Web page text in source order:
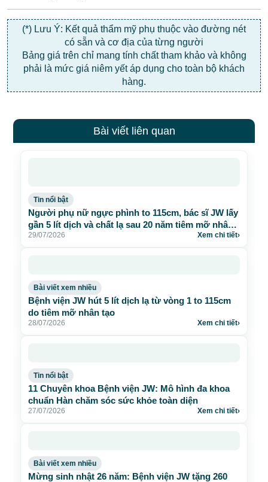
(*) Lưu Ý: Kết quả thẩm mỹ phụ thuộc vào đường nét
có sẵn và cơ địa của từng người
Bảng giá trên chỉ mang tính chất tham khảo và không
phải là mức giá niêm yết áp dụng cho toàn bộ khách
hàng.
Bài viết liên quan
Tin nổi bật
Người phụ nữ ngực phình to 115cm, bác sĩ JW lấy
gần 5 lít dịch và chất lạ sau 20 năm tiêm mỡ nhân
tạo
29/07/2026 Xem chi tiết›
Bài viết xem nhiều
Bệnh viện JW hút 5 lít dịch lạ từ vòng 1 to 115cm
do tiêm mỡ nhân tạo
28/07/2026 Xem chi tiết›
Tin nổi bật
11 Chuyên khoa Bệnh viện JW: Mô hình đa khoa
chuẩn Hàn chăm sóc sức khỏe toàn diện
27/07/2026 Xem chi tiết›
Bài viết xem nhiều
Mừng sinh nhật 26 năm: Bệnh viện JW tặng 260